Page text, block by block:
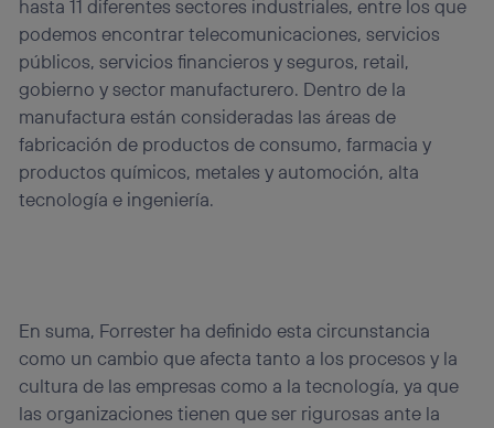
hasta 11 diferentes sectores industriales, entre los que
podemos encontrar telecomunicaciones, servicios
públicos, servicios financieros y seguros, retail,
gobierno y sector manufacturero. Dentro de la
manufactura están consideradas las áreas de
fabricación de productos de consumo, farmacia y
productos químicos, metales y automoción, alta
tecnología e ingeniería.
En suma, Forrester ha definido esta circunstancia
como un cambio que afecta tanto a los procesos y la
cultura de las empresas como a la tecnología, ya que
las organizaciones tienen que ser rigurosas ante la
visitando el portal de privacidad de Utiq
(“consenthub”). Para más información, consulta
la política de privacidad de Utiq .